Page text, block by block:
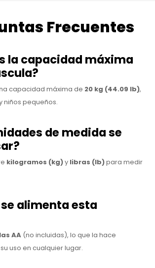
Frecuentes
la capacidad máxima
capacidad máxima de 20 kg (44.09 lb),
niños pequeños.
de medida se
kilogramos (kg)y libras (lb)para medir
alimenta esta
AA (no incluidas), lo que la hace
uso en cualquier lugar.